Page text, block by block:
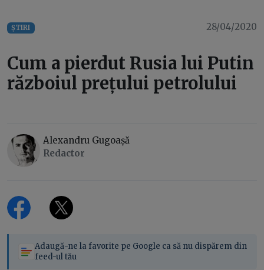
ȘTIRI 28/04/2020
Cum a pierdut Rusia lui Putin
războiul prețului petrolului
Alexandru Gugoașă
Redactor
Adaugă-ne la favorite pe Google ca să nu dispărem din
feed-ul tău